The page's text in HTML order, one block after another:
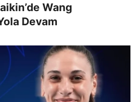
Wang
Devam